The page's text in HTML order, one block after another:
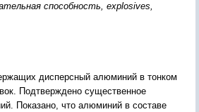
способность, explosives,
дисперсный алюминий в тонком
Подтверждено существенное
Показано, что алюминий в составе